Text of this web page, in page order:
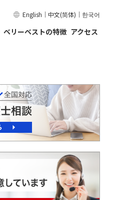
English ｜ 中文(简体) ｜ 한국어
ベリーベストの特徴 アクセス